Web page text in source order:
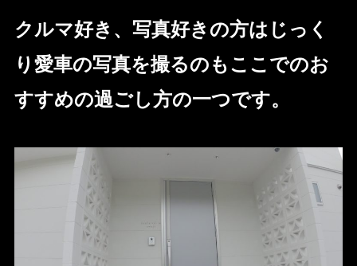
クルマ好き、写真好きの方はじっく
り愛車の写真を撮るのもここでのお
すすめの過ごし方の一つです。